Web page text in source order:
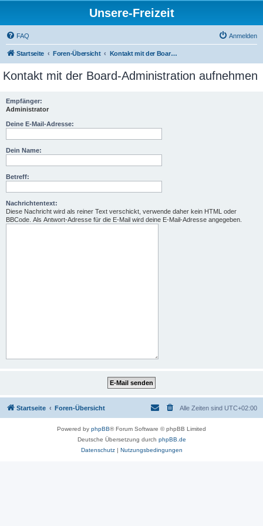
Unsere-Freizeit
FAQ Anmelden
Startseite Foren-Übersicht Kontakt mit der Board-Administration aufnehmen
Kontakt mit der Board-Administration aufnehmen
Empfänger:
Administrator
Deine E-Mail-Adresse:
Dein Name:
Betreff:
Nachrichtentext:
Diese Nachricht wird als reiner Text verschickt, verwende daher kein HTML oder
BBCode. Als Antwort-Adresse für die E-Mail wird deine E-Mail-Adresse angegeben.
Startseite Foren-Übersicht Alle Zeiten sind UTC+02:00
Powered by phpBB® Forum Software © phpBB Limited
Deutsche Übersetzung durch phpBB.de
Datenschutz| Nutzungsbedingungen